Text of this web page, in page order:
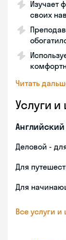
Изучает
своих
Читать
Услуги
Деловой -
Для
Для
Все услуги и